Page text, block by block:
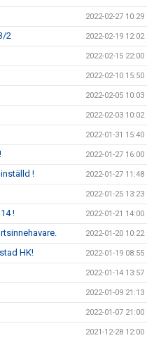
2022-02-27 10:29
2 2022-02-19 12:02
2022-02-15 22:00
2022-02-10 15:50
2022-02-05 10:03
2022-02-03 10:02
2022-01-31 15:40
2022-01-27 16:00
! 2022-01-27 11:48
2022-01-25 13:23
! 2022-01-21 14:00
2022-01-20 10:22
HK! 2022-01-19 08:55
2022-01-14 13:57
2022-01-09 21:13
2022-01-07 21:00
2021-12-28 12:00